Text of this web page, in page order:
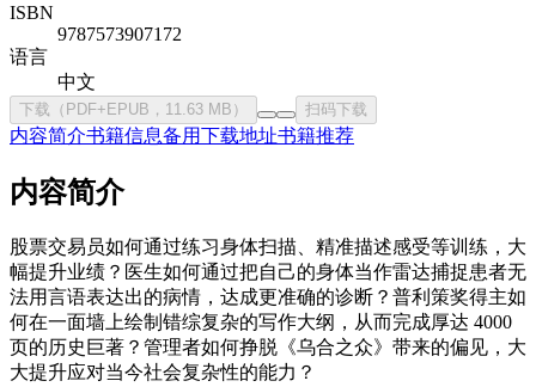
ISBN
9787573907172
语言
中文
下载（PDF+EPUB，11.63 MB） 扫码下载
内容简介书籍信息备用下载地址书籍推荐
内容简介
股票交易员如何通过练习身体扫描、精准描述感受等训练，大
幅提升业绩？医生如何通过把自己的身体当作雷达捕捉患者无
法用言语表达出的病情，达成更准确的诊断？普利策奖得主如
何在一面墙上绘制错综复杂的写作大纲，从而完成厚达 4000
页的历史巨著？管理者如何挣脱《乌合之众》带来的偏见，大
大提升应对当今社会复杂性的能力？